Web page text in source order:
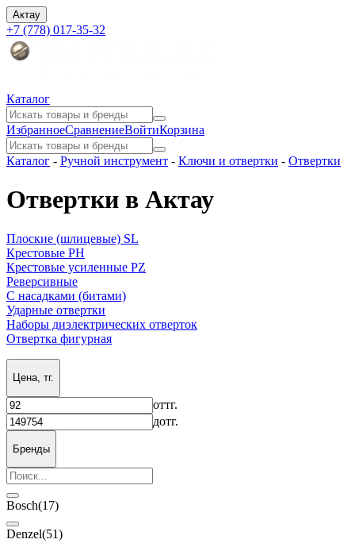
Актау
+7 (778) 017-35-32
Каталог
ИзбранноеСравнениеВойтиКорзина
Каталог - Ручной инструмент - Ключи и отвертки - Отвертки
Отвертки в Актау
Плоские (шлицевые) SL
Крестовые PH
Крестовые усиленные PZ
Реверсивные
С насадками (битами)
Ударные отвертки
Наборы диэлектрических отверток
Отвертка фигурная
Цена, тг.
оттг.
дотг.
Бренды
Bosch(17)
Denzel(51)